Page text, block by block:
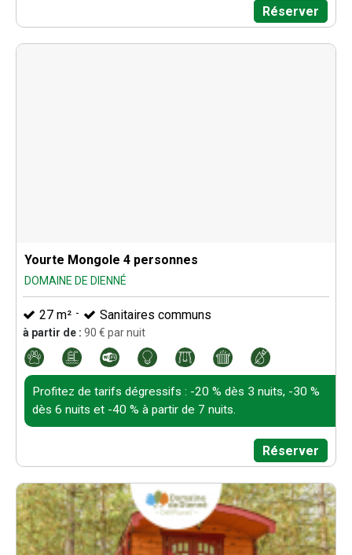
Réserver
Yourte Mongole 4 personnes
DOMAINE DE DIENNÉ
à partir de : 90 € par nuit
27 m² Sanitaires communs
Profitez de tarifs dégressifs : -20 % dès 3 nuits, -30 %
dès 6 nuits et -40 % à partir de 7 nuits.
Réserver